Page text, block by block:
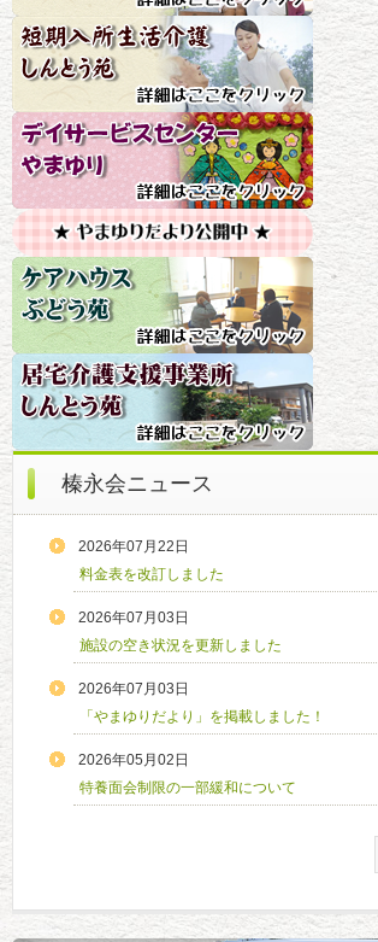
榛永会ニュース
2026年07月22日
料金表を改訂しました
2026年07月03日
施設の空き状況を更新しました
2026年07月03日
「やまゆりだより」を掲載しました！
2026年05月02日
特養面会制限の一部緩和について